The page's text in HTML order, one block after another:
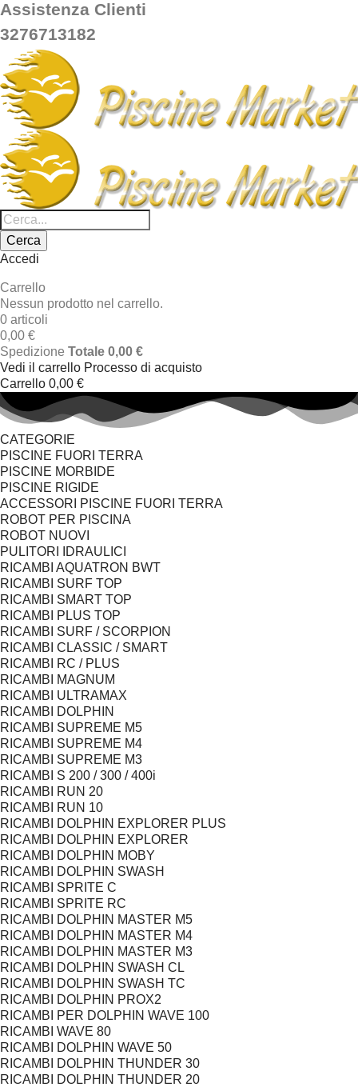
Assistenza Clienti
3276713182
Cerca
Accedi
Carrello
Nessun prodotto nel carrello.
0 articoli
0,00 €
Spedizione Totale 0,00 €
Vedi il carrello Processo di acquisto
Carrello 0,00 €
CATEGORIE
PISCINE FUORI TERRA
PISCINE MORBIDE
PISCINE RIGIDE
ACCESSORI PISCINE FUORI TERRA
ROBOT PER PISCINA
ROBOT NUOVI
PULITORI IDRAULICI
RICAMBI AQUATRON BWT
RICAMBI SURF TOP
RICAMBI SMART TOP
RICAMBI PLUS TOP
RICAMBI SURF / SCORPION
RICAMBI CLASSIC / SMART
RICAMBI RC / PLUS
RICAMBI MAGNUM
RICAMBI ULTRAMAX
RICAMBI DOLPHIN
RICAMBI SUPREME M5
RICAMBI SUPREME M4
RICAMBI SUPREME M3
RICAMBI S 200 / 300 / 400i
RICAMBI RUN 20
RICAMBI RUN 10
RICAMBI DOLPHIN EXPLORER PLUS
RICAMBI DOLPHIN EXPLORER
RICAMBI DOLPHIN MOBY
RICAMBI DOLPHIN SWASH
RICAMBI SPRITE C
RICAMBI SPRITE RC
RICAMBI DOLPHIN MASTER M5
RICAMBI DOLPHIN MASTER M4
RICAMBI DOLPHIN MASTER M3
RICAMBI DOLPHIN SWASH CL
RICAMBI DOLPHIN SWASH TC
RICAMBI DOLPHIN PROX2
RICAMBI PER DOLPHIN WAVE 100
RICAMBI WAVE 80
RICAMBI DOLPHIN WAVE 50
RICAMBI DOLPHIN THUNDER 30
RICAMBI DOLPHIN THUNDER 20